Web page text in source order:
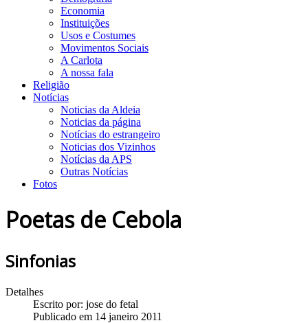
Economia
Instituições
Usos e Costumes
Movimentos Sociais
A Carlota
A nossa fala
Religião
Notícias
Noticias da Aldeia
Noticias da página
Notícias do estrangeiro
Noticias dos Vizinhos
Notícias da APS
Outras Notícias
Fotos
Poetas de Cebola
Sinfonias
Detalhes
Escrito por: jose do fetal
Publicado em 14 janeiro 2011